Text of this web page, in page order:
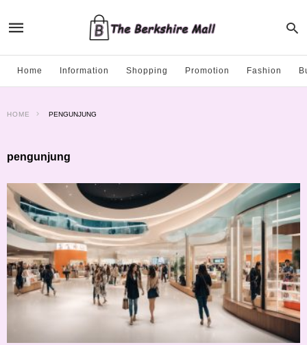
Home Information Shopping Promotion Fashion
HOME PENGUNJUNG
pengunjung